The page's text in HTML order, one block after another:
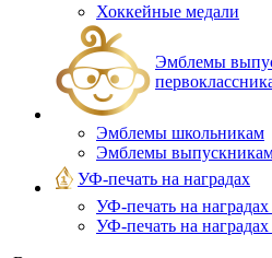
Хоккейные медали
Эмблемы
Эмблемы школьникам
Эмблемы выпускникам
УФ-печать на наградах
УФ‑печать на наградах
УФ-печать на наградах